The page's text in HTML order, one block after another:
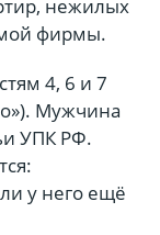
нежилых
фирмы.
4, 6 и 7
Мужчина
УПК РФ.
у него ещё